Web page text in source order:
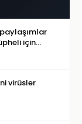
paylaşımlar
için
virüsler